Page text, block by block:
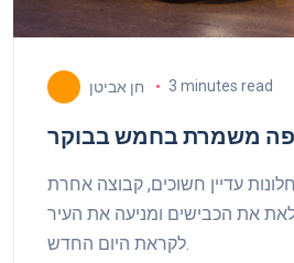
חן אביטן 3 minutes read
משמרת בחמש בבוקר
עדיין חשוכים, קבוצה אחרת
את הכבישים ומניעה את העיר
לקראת היום החדש.